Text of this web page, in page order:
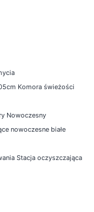
Komora świeżości
Nowoczesny
nowoczesne białe
Stacja oczyszczająca